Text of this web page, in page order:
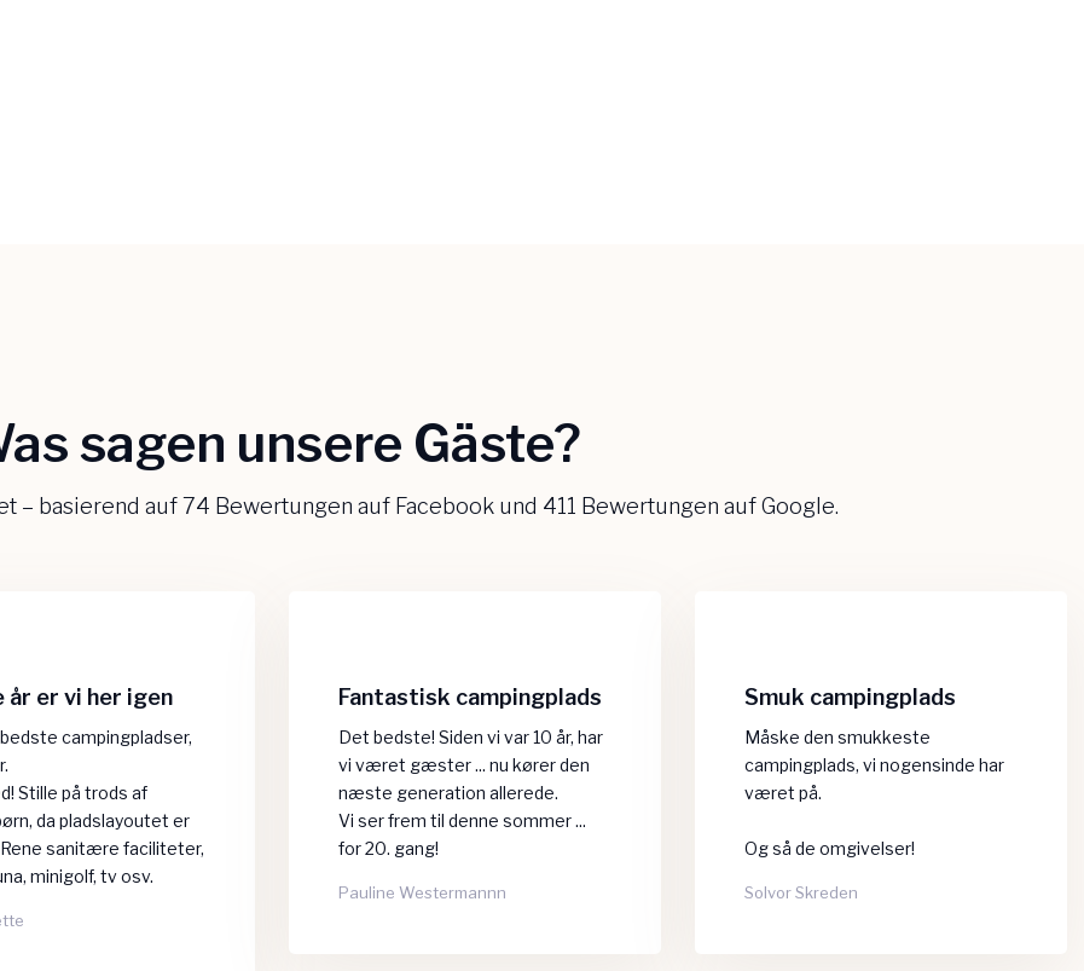
sagen unsere Gäste?​
– basierend auf 74 Bewertungen auf Facebook und 411 Bewertungen auf Google.
er vi her igen
campingpladser,
Stille på trods af
da pladslayoutet er
sanitære faciliteter,
minigolf, tv osv.
Fantastisk campingplads
Det bedste! Siden vi var 10 år, har
vi været gæster ... nu kører den
næste generation allerede.
​Vi ser frem til denne sommer ...
for 20. gang!
Pauline Westermannn
Smuk campingplads
Måske den smukkeste
campingplads, vi nogensinde har
været på.
Og så de omgivelser!
Solvor Skreden